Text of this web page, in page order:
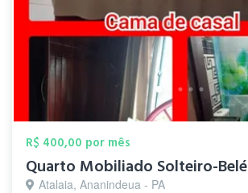
R$ 400,00 por mês
Atalaia, Ananindeua - PA